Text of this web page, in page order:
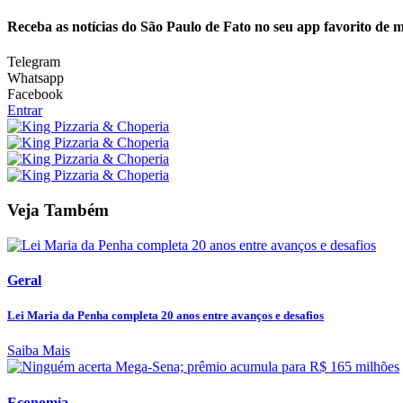
Receba as notícias do São Paulo de Fato no seu app favorito de
Telegram
Whatsapp
Facebook
Entrar
Veja Também
Geral
Lei Maria da Penha completa 20 anos entre avanços e desafios
Saiba Mais